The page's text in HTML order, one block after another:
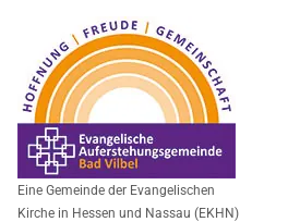
Eine Gemeinde der Evangelischen
Kirche in Hessen und Nassau (EKHN)